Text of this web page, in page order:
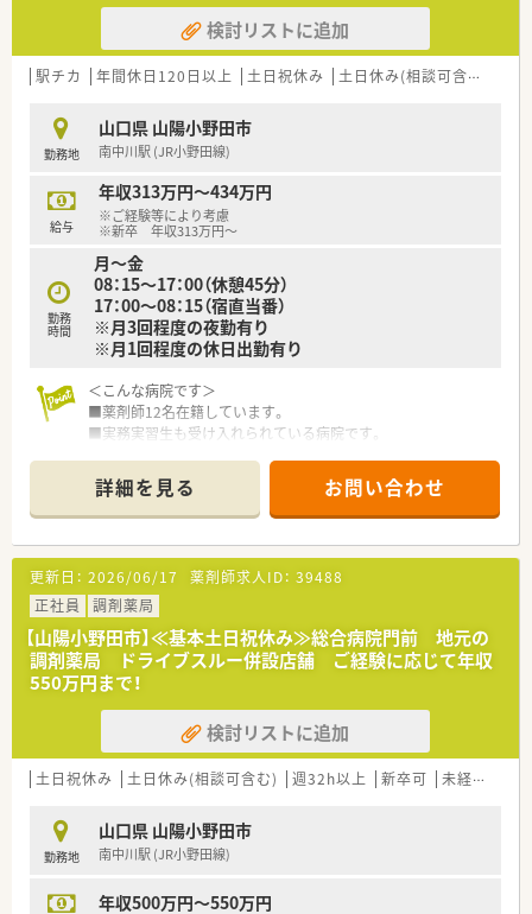
検討リストに追加
駅チカ 年間休日120日以上 土日祝休み 土日休み(相談可含む)
勤務地
山口県 山陽小野田市
南中川駅 (JR小野田線)
給与
年収313万円～434万円
※ご経験等により考慮
※新卒 年収313万円～
勤務
時間
月～金
08：15～17：00（休憩45分）
17：00～08：15（宿直当番）
※月3回程度の夜勤有り
※月1回程度の休日出勤有り
＜こんな病院です＞
■薬剤師12名在籍しています。
■実務実習生も受け入れられている病院です。
＜業務内容＞
■調剤、監査、病棟業務、混注業務、持参薬鑑別、DI業務、カンファ
レンス参加、委員会活動など
＜研修制度＞
■現場の先輩薬剤師より指導を受けて頂きます。
＜法人特徴＞
■総病床数313床（一般）の救急告示、機能評価機構認定病院で
す。
■ＮＳＴ・ＩＣＴ、がん薬物療法への参画チームもあり、チーム
医療に携わることができます。
■学会への出張費、研究等で使用できる一般研究費あります。
■病院の幅広い業務に携わりたい方
■様々な処方に触れて学びたい方
■新卒・病院未経験の方
詳細を見る お問い合わせ
更新日： 2026/06/17 薬剤師求人ID： 39488
正社員
調剤薬局
【山陽小野田市】≪基本土日祝休み≫総合病院門前 地元の
調剤薬局 ドライブスルー併設店舗 ご経験に応じて年収
550万円まで！
検討リストに追加
土日祝休み 土日休み(相談可含む) 週32h以上 新卒可 未経験可
勤務地
山口県 山陽小野田市
南中川駅 (JR小野田線)
年収500万円～550万円